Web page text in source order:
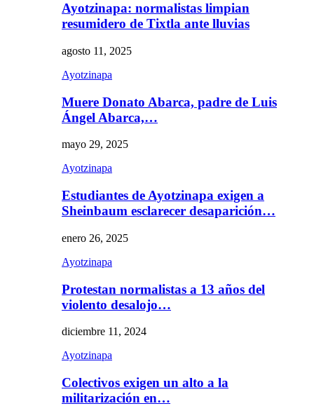
Ayotzinapa: normalistas limpian
resumidero de Tixtla ante lluvias
agosto 11, 2025
Ayotzinapa
Muere Donato Abarca, padre de Luis
Ángel Abarca,…
mayo 29, 2025
Ayotzinapa
Estudiantes de Ayotzinapa exigen a
Sheinbaum esclarecer desaparición…
enero 26, 2025
Ayotzinapa
Protestan normalistas a 13 años del
violento desalojo…
diciembre 11, 2024
Ayotzinapa
Colectivos exigen un alto a la
militarización en…